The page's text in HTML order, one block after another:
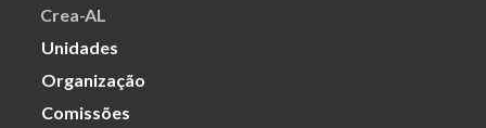
Crea-AL
Unidades
Organização
Comissões